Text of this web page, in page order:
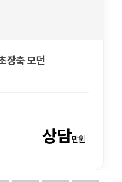
장축 모던
상담만원